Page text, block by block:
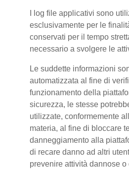
I log file applicativi sono
esclusivamente per le
conservati per il tempo
necessario a svolgere le
Le suddette informazioni
automatizzata al fine di
funzionamento della
sicurezza, le stesse
utilizzate, conformemente
materia, al fine di bloccare
danneggiamento alla
di recare danno ad altri
prevenire attività dannose o